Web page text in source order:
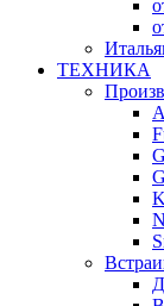
ТЕХНИКА